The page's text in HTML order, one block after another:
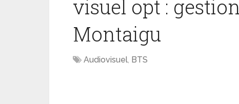
visuel opt :
Montaigu
Audiovisuel, BTS